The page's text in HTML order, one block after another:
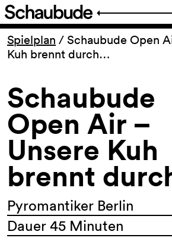
Programm
Ticket
Über uns
Spielplan / Schaubude Open
Kuh brennt durch…
Schaubude
Open Air –
Unsere Kuh
brennt
Pyromantiker Berlin
Dauer 45 Minuten